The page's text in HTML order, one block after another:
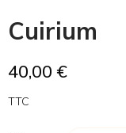
Cuirium
40,00 €
TTC